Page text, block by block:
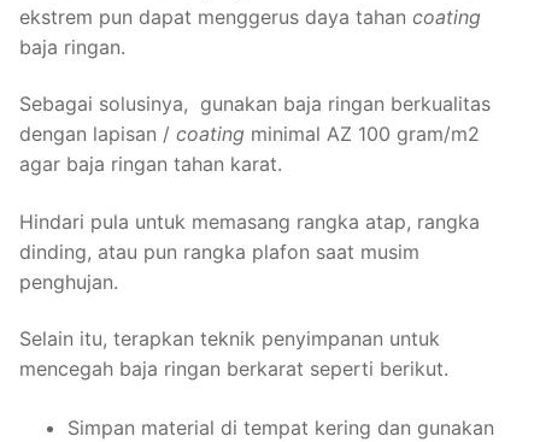
ekstrem pun dapat menggerus daya tahan coating
baja ringan.
Sebagai solusinya, gunakan baja ringan berkualitas
dengan lapisan / coating minimal AZ 100 gram/m2
agar baja ringan tahan karat.
Hindari pula untuk memasang rangka atap, rangka
dinding, atau pun rangka plafon saat musim
penghujan.
Selain itu, terapkan teknik penyimpanan untuk
mencegah baja ringan berkarat seperti berikut.
Simpan material di tempat kering dan gunakan